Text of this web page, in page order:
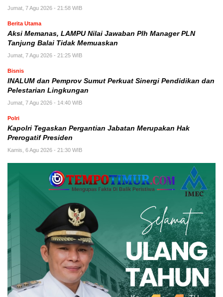
Jumat, 7 Agu 2026 - 21:58 WIB
Berita Utama
Aksi Memanas, LAMPU Nilai Jawaban Plh Manager PLN
Tanjung Balai Tidak Memuaskan
Jumat, 7 Agu 2026 - 21:25 WIB
Bisnis
INALUM dan Pemprov Sumut Perkuat Sinergi Pendidikan dan
Pelestarian Lingkungan
Jumat, 7 Agu 2026 - 14:40 WIB
Polri
Kapolri Tegaskan Pergantian Jabatan Merupakan Hak
Prerogatif Presiden
Kamis, 6 Agu 2026 - 21:30 WIB